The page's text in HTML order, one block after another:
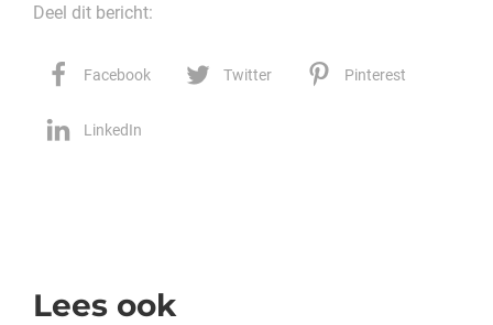
Deel dit bericht:
Facebook Twitter Pinterest
LinkedIn
Lees ook